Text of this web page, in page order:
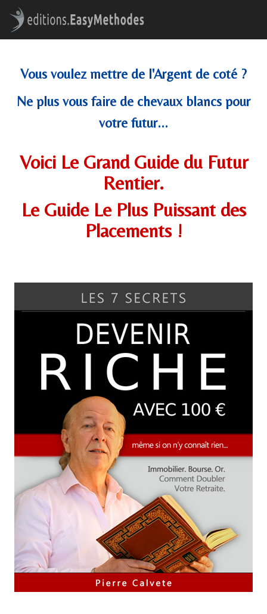
Vous voulez mettre de l'Argent de coté ?
Ne plus vous faire de chevaux blancs pour
votre futur...
Voici Le Grand Guide du Futur
Rentier.
Le Guide Le Plus Puissant des
Placements !